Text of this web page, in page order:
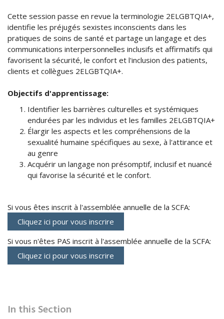
Cette session passe en revue la terminologie 2ELGBTQIA+,
identifie les préjugés sexistes inconscients dans les
pratiques de soins de santé et partage un langage et des
communications interpersonnelles inclusifs et affirmatifs qui
favorisent la sécurité, le confort et l'inclusion des patients,
clients et collègues 2ELGBTQIA+.
Objectifs d'apprentissage:
Identifier les barrières culturelles et systémiques
endurées par les individus et les familles 2ELGBTQIA+
Élargir les aspects et les compréhensions de la
sexualité humaine spécifiques au sexe, à l'attirance et
au genre
Acquérir un langage non présomptif, inclusif et nuancé
qui favorise la sécurité et le confort.
Si vous êtes inscrit à l'assemblée annuelle de la SCFA:
Cliquez ici pour vous inscrire
Si vous n'êtes PAS inscrit à l'assemblée annuelle de la SCFA:
Cliquez ici pour vous inscrire
In this Section